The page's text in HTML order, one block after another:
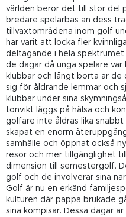
världen beror det till stor del
bredare spelarbas än dess
tillväxtområdena inom golf
har varit att locka fler
deltagande i hela
de dagar då unga spelare
klubbar och långt borta är de
sig för åldrande lemmar och
klubbar under sina
tonvikt läggs på hälsa och
golfare inte åldras lika
skapat en enorm
samhälle och öppnat också
resor och mer tillgänglighet
dimension till semestergolf.
golf och de involverar sina
Golf är nu en erkänd
kulturen där pappa brukade
sina kompisar. Dessa dagar